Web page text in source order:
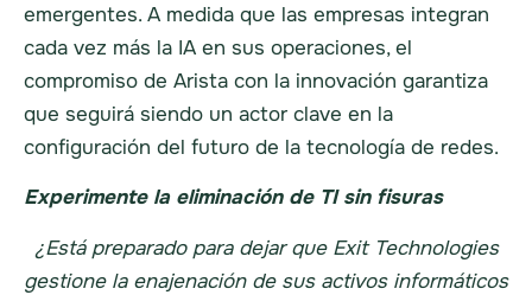
emergentes. A medida que las empresas integran
cada vez más la IA en sus operaciones, el
compromiso de Arista con la innovación garantiza
que seguirá siendo un actor clave en la
configuración del futuro de la tecnología de redes.
Experimente la eliminación de TI sin fisuras
¿Está preparado para dejar que Exit Technologies
gestione la enajenación de sus activos informáticos